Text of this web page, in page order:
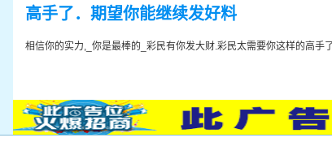
高手了．期望你能继续发好料
相信你的实力,_你是最棒的_彩民有你发大财.彩民太需要你这样的高手